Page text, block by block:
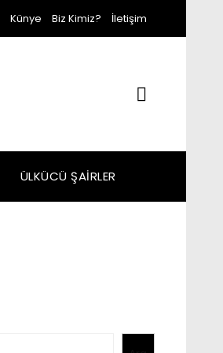
Künye Biz Kimiz? İletişim
ÜLKÜCÜ ŞAIRLER